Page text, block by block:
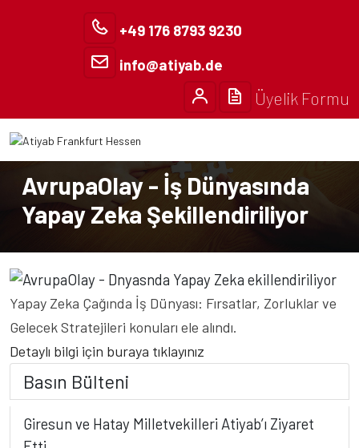
+49 176 8793 9230
info@atiyab.de
Üyelik Formu
AvrupaOlay - İş Dünyasında
Yapay Zeka Şekillendiriliyor
Yapay Zeka Çağında İş Dünyası: Fırsatlar, Zorluklar ve
Gelecek Stratejileri konuları ele alındı.
Detaylı bilgi için buraya tıklayınız
Basın Bülteni
Giresun ve Hatay Milletvekilleri Atiyab’ı Ziyaret